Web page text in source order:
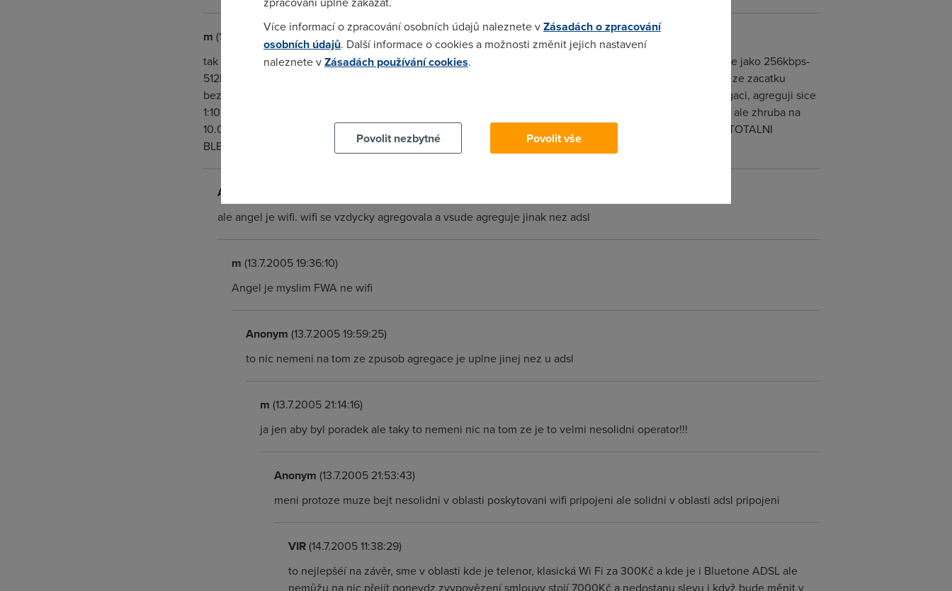
m (13.7.2005 16:50:06)
tak to je svinstvo protoze zrovna s bluetone mam spatne zkusenosti Bluetone Angel 1MB 1:10 agregace, jede jako 256kbps-
512kbps ADSL ktere ovsem stoji od 400-600, Angel stoji 2590 bez dhp + jeste 500 !!! volaci zaloha, pritom ze zacatku
bezelo skoro tech 1MB furt a to jejich ADSL vypada ze dopadne podobne !! CRa totiz spatne uplatnuji agregaci, agreguji sice
1:10 popr 1:20 ale jen na danem poctu pripojek, tj. 1:10 na 10 pripojkach. Kdezto ADSL se agreguje treba 1:50 ale zhruba na
10.000 pripojkach takze rychlost prez den neskace od 60kbps - 300kbps!!! Podepisovat smlouvu na rok je TOTALNI
BLBOST!!!!
Anonym
ale angel je wifi. wifi se vzdycky agregovala a vsude agreguje jinak nez adsl
m (13.7.2005 19:36:10)
Angel je myslim FWA ne wifi
Anonym (13.7.2005 19:59:25)
to nic nemeni na tom ze zpusob agregace je uplne jinej nez u adsl
m (13.7.2005 21:14:16)
ja jen aby byl poradek ale taky to nemeni nic na tom ze je to velmi nesolidni operator!!!
Anonym (13.7.2005 21:53:43)
meni protoze muze bejt nesolidni v oblasti poskytovani wifi pripojeni ale solidni v oblasti adsl pripojeni
VIR(14.7.2005 11:38:29)
to nejlepšéí na závěr, sme v oblasti kde je telenor, klasická Wi Fi za 300Kč a kde je i Bluetone ADSL ale
nemůžu na nic přejít ponevdz zvypovězení smlouvy stojí 7000Kč a nedostanu slevu i když bude měnit v
Více informací o zpracování osobních údajů naleznete vZásadách o zpracování
osobních údajů. Další informace o cookies a možnosti změnit jejich nastavení
naleznete vZásadách používání cookies.
Povolit nezbytné
Povolit vše